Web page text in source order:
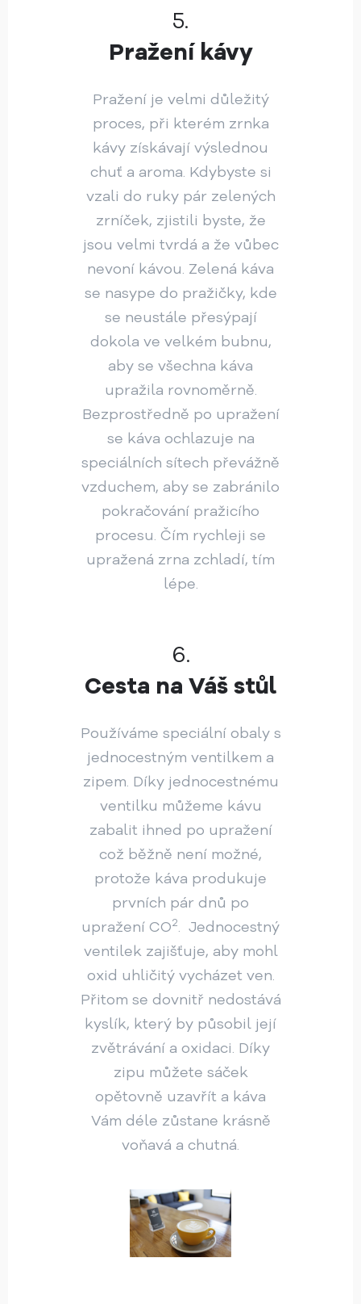
5.
Pražení kávy
Pražení je velmi důležitý
proces, při kterém zrnka
kávy získávají výslednou
chuť a aroma. Kdybyste si
vzali do ruky pár zelených
zrníček, zjistili byste, že
jsou velmi tvrdá a že vůbec
nevoní kávou. Zelená káva
se nasype do pražičky, kde
se neustále přesýpají
dokola ve velkém bubnu,
aby se všechna káva
upražila rovnoměrně.
Bezprostředně po upražení
se káva ochlazuje na
speciálních sítech převážně
vzduchem, aby se zabránilo
pokračování pražicího
procesu. Čím rychleji se
upražená zrna zchladí, tím
lépe.
6.
Cesta na Váš stůl
Používáme speciální obaly s
jednocestným ventilkem a
zipem. Díky jednocestnému
ventilku můžeme kávu
zabalit ihned po upražení
což běžně není možné,
protože káva produkuje
prvních pár dnů po
upražení CO2. Jednocestný
ventilek zajišťuje, aby mohl
oxid uhličitý vycházet ven.
Přitom se dovnitř nedostává
kyslík, který by působil její
zvětrávání a oxidaci. Díky
zipu můžete sáček
opětovně uzavřít a káva
Vám déle zůstane krásně
voňavá a chutná.